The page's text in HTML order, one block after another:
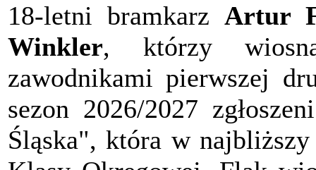
18-letni bramkarz Artur
Winkler,
którzy
zawodnikami pierwszej
sezon 2026/2027
Śląska", która w